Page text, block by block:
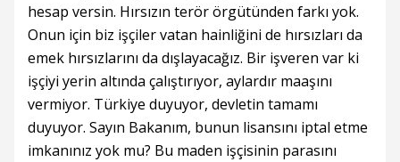
hesap versin. Hırsızın terör örgütünden farkı yok.
Onun için biz işçiler vatan hainliğini de hırsızları da
emek hırsızlarını da dışlayacağız. Bir işveren var ki
işçiyi yerin altında çalıştırıyor, aylardır maaşını
vermiyor. Türkiye duyuyor, devletin tamamı
duyuyor. Sayın Bakanım, bunun lisansını iptal etme
imkanınız yok mu? Bu maden işçisinin parasını